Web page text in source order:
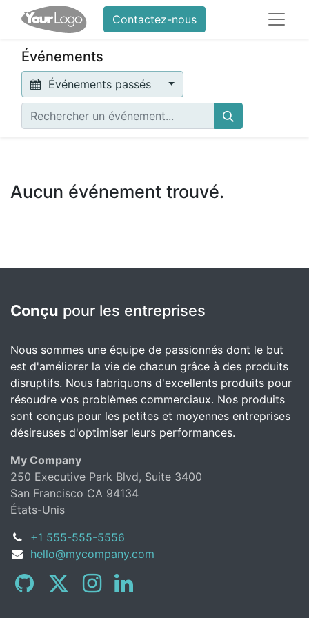
Contactez-nous
Événements
Événements passés
Aucun événement trouvé.
Conçu pour les entreprises
Nous sommes une équipe de passionnés dont le but
est d'améliorer la vie de chacun grâce à des produits
disruptifs. Nous fabriquons d'excellents produits pour
résoudre vos problèmes commerciaux. Nos produits
sont conçus pour les petites et moyennes entreprises
désireuses d'optimiser leurs performances.
My Company
250 Executive Park Blvd, Suite 3400
San Francisco CA 94134
États-Unis
+1 555-555-5556
hello@mycompany.com